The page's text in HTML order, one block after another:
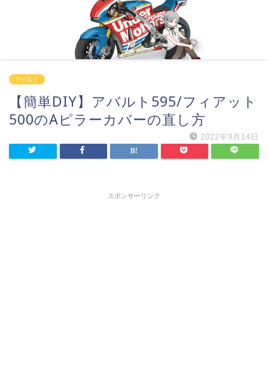
アバルト
【簡単DIY】アバルト595/フィアット
500のAピラーカバーの直し方
2022年9月14日
スポンサーリンク